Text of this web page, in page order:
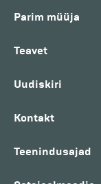
Parim müüja
Teavet
Uudiskiri
Kontakt
Teenindusajad